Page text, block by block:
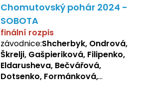
Chomutovský pohár 2024 -
SOBOTA
finální rozpis
závodnice:Shcherbyk, Ondrová,
Škrelji, Gašpieriková, Filipenko,
Eldarusheva, Bečvářová,
Dotsenko, Formánková,